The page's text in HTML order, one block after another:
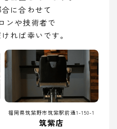
に合わせて
ンや技術者で
れば幸いです。
福岡県筑紫野市筑紫駅前通1-150-1
筑紫店